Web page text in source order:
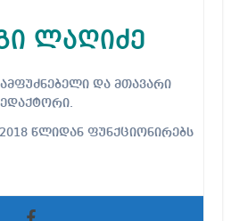
ლაღიძე
წლიდან ფუნქციონირებს